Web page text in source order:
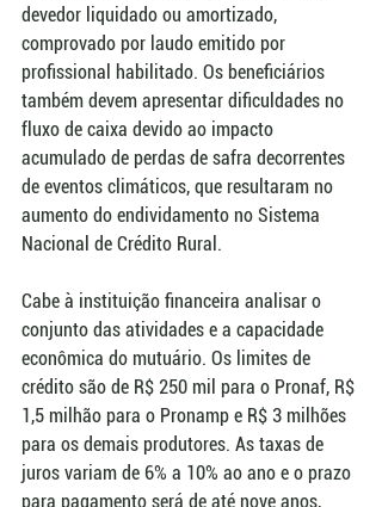
devedor liquidado ou amortizado,
comprovado por laudo emitido por
profissional habilitado. Os beneficiários
também devem apresentar dificuldades no
fluxo de caixa devido ao impacto
acumulado de perdas de safra decorrentes
de eventos climáticos, que resultaram no
aumento do endividamento no Sistema
Nacional de Crédito Rural.
Cabe à instituição financeira analisar o
conjunto das atividades e a capacidade
econômica do mutuário. Os limites de
crédito são de R$ 250 mil para o Pronaf, R$
1,5 milhão para o Pronamp e R$ 3 milhões
para os demais produtores. As taxas de
juros variam de 6% a 10% ao ano e o prazo
para pagamento será de até nove anos,